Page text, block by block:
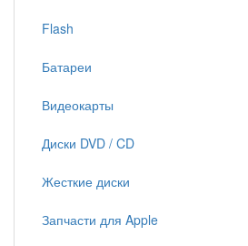
Flash
Батареи
Видеокарты
Диски DVD / CD
Жесткие диски
Запчасти для Apple